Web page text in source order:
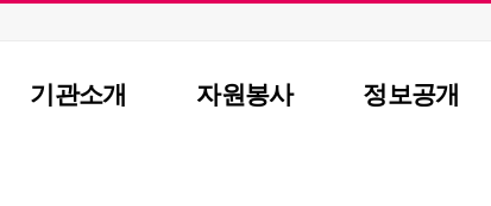
기관소개 자원봉사 정보공개